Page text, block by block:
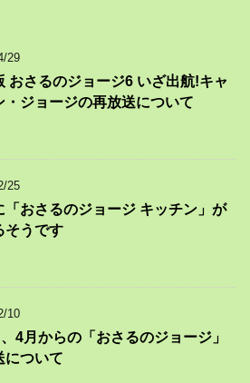
29
おさるのジョージ6 いざ出航!キャ
・ジョージの再放送について
25
「おさるのジョージ キッチン」が
そうです
10
4月からの「おさるのジョージ」
について